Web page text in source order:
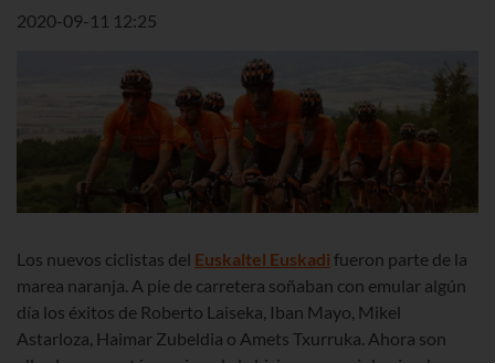
2020-09-11 12:25
Los nuevos ciclistas del Euskaltel Euskadi fueron parte de la
marea naranja. A pie de carretera soñaban con emular algún
día los éxitos de Roberto Laiseka, Iban Mayo, Mikel
Astarloza, Haimar Zubeldia o Amets Txurruka. Ahora son